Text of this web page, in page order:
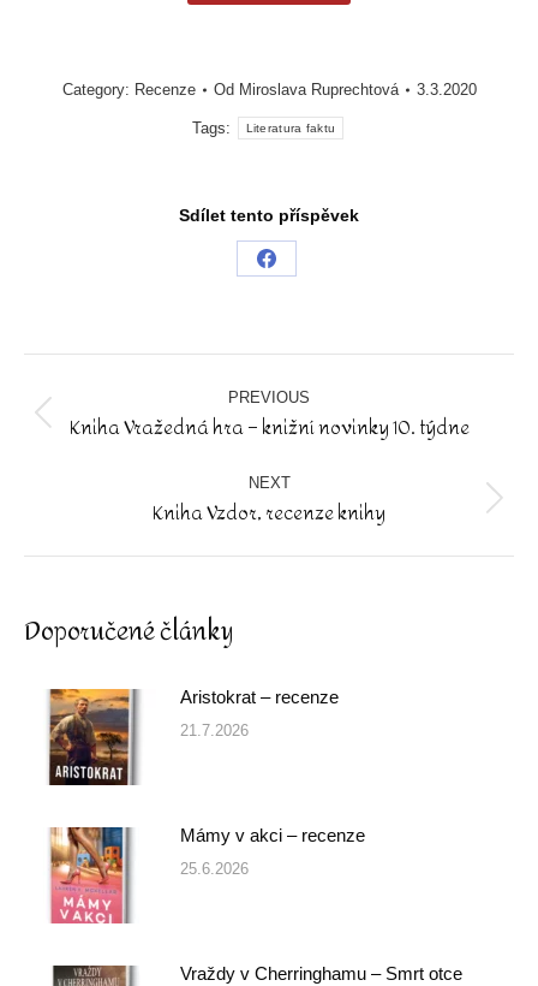
Category: Recenze Od Miroslava Ruprechtová 3.3.2020
Tags: Literatura faktu
Sdílet tento příspěvek
Share
Post
navigation PREVIOUS
Previous
Kniha Vražedná hra – knižní novinky 10. týdne
NEXT
Next
Kniha Vzdor, recenze knihy
Doporučené články
Aristokrat – recenze
21.7.2026
Mámy v akci – recenze
25.6.2026
Vraždy v Cherringhamu – Smrt otce